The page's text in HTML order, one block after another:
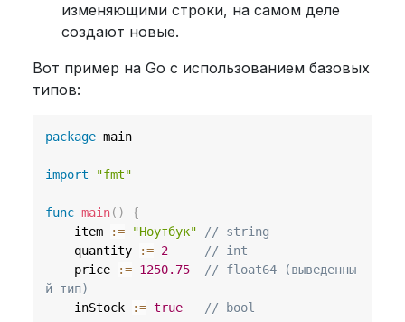
изменяющими строки, на самом деле
создают новые.
Вот пример на Go с использованием базовых
типов:
package main
import "fmt"
func main( )
{
	item
:= "Ноутбук"
// string
	quantity
:= 2
// int
	price
:= 1250.75
// float64 (выведенны
й тип)
	inStock
:= true // bool